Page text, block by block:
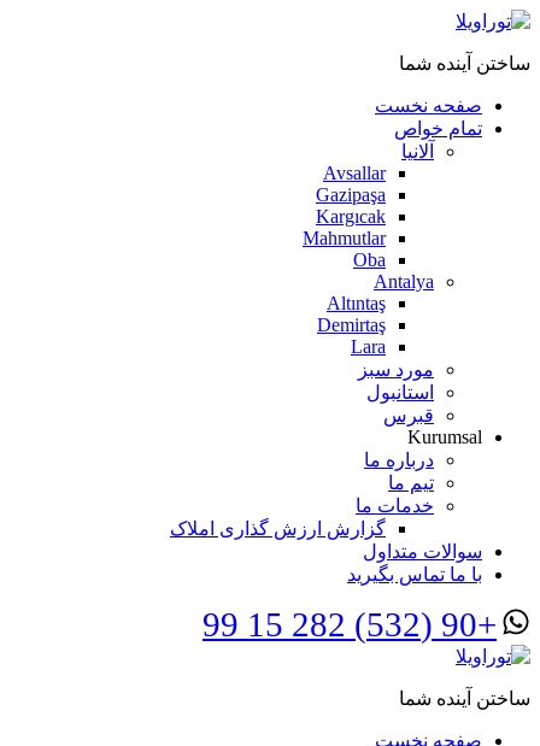
ساختن آینده شما
صفحه نخست
تمام خواص
آلانیا
Avsallar
Gazipaşa
Kargıcak
Mahmutlar
Oba
Antalya
Altıntaş
Demirtaş
Lara
مورد سبز
استانبول
قبرس
Kurumsal
درباره ما
تیم ما
خدمات ما
گزارش ارزش گذاری املاک
سوالات متداول
با ما تماس بگیرید
+90 (532) 282 15 99
ساختن آینده شما
صفحه نخست